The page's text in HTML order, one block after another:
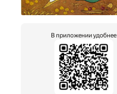
В приложении удобнее